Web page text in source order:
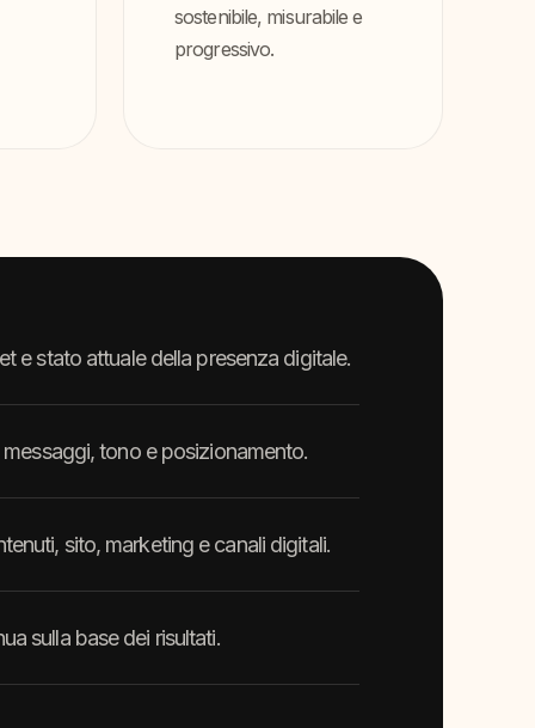
sostenibile, misurabile e
progressivo.
e stato attuale della presenza digitale.
tono e posizionamento.
sito, marketing e canali digitali.
sulla base dei risultati.